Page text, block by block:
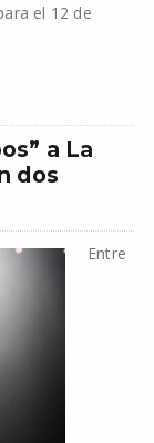
el 12 de
a La
dos
Entre